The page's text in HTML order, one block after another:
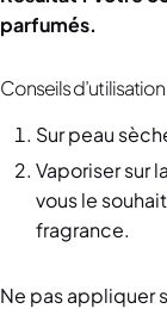
parfumés.
Conseils d’utilisation
Sur peau
Vaporiser sur
vous le
fragrance.
Ne pas appliquer